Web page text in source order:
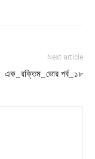
Next article
এক_রক্তিম_ভোর পর্ব_১৮